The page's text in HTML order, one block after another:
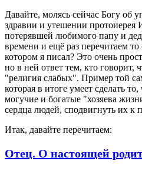
Давайте, молясь сейчас Богу об
здравии и утешении протоиерея
потерявшей любимого папу и
времени и ещё раз перечитаем
котором я писал? Это очень
но в ней ответ тем, кто говорит,
"религия слабых". Пример той
которая в итоге умеет сделать
могучие и богатые "хозяева
сердца людей, сподвигнуть их к
Итак, давайте перечитаем:
Отец. О настоящей